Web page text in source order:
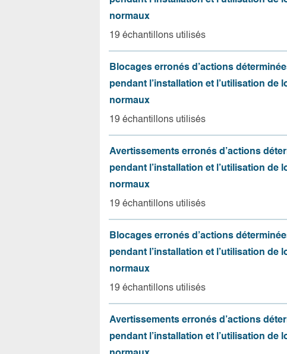
normaux
19 échantillons utilisés
Blocages erronés d’actions
pendant l’installation et l’utilisation de
normaux
19 échantillons utilisés
Avertissements erronés d’actions
pendant l’installation et l’utilisation de
normaux
19 échantillons utilisés
Blocages erronés d’actions
pendant l’installation et l’utilisation de
normaux
19 échantillons utilisés
Avertissements erronés d’actions
pendant l’installation et l’utilisation de